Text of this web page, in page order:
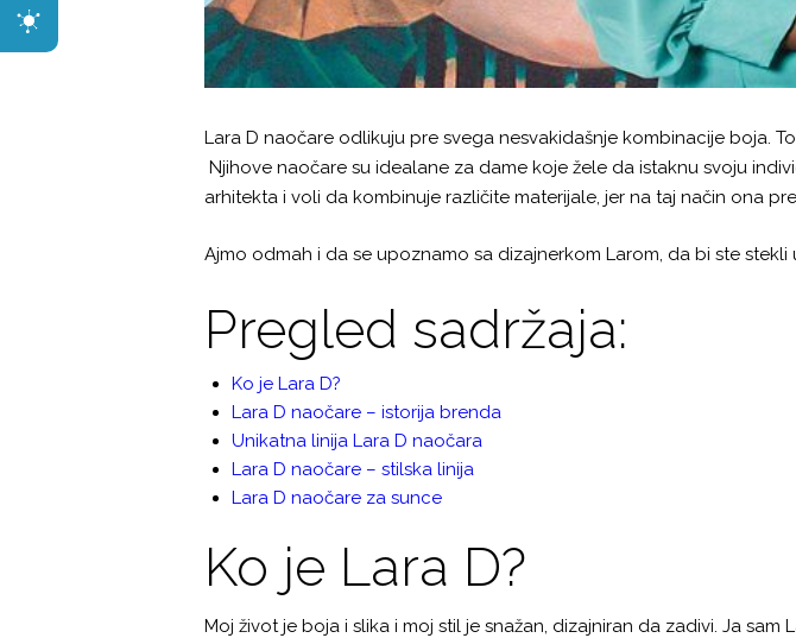
Lara D naočare odlikuju pre svega nesvakidašnje kombinacije boja.
Njihove naočare su idealane za dame koje žele da istaknu svoju
arhitekta i voli da kombinuje različite materijale, jer na taj način ona
Ajmo odmah i da se upoznamo sa dizajnerkom Larom, da bi ste
Pregled sadržaja:
Ko je Lara D?
Lara D naočare – istorija brenda
Unikatna linija Lara D naočara
Lara D naočare – stilska linija
Lara D naočare za sunce
Ko je Lara D?
Moj život je boja i slika i moj stil je snažan, dizajniran da zadivi. Ja